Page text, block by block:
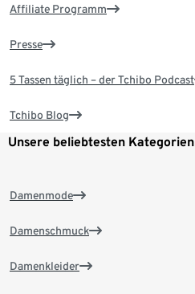
Affiliate Programm
Presse
5 Tassen täglich – der Tchibo Podcast
Tchibo Blog
Unsere beliebtesten Kategorien
Damenmode
Damenschmuck
Damenkleider